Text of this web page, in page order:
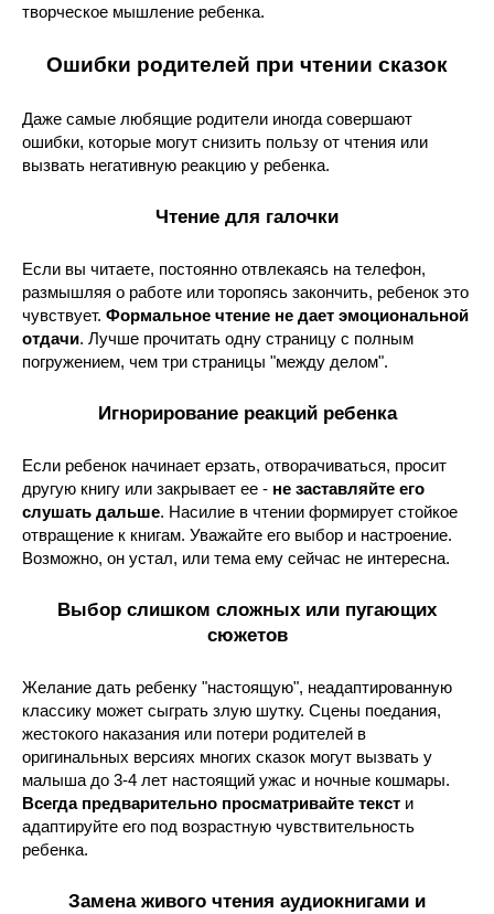
творческое мышление ребенка.
Ошибки родителей при чтении сказок
Даже самые любящие родители иногда совершают
ошибки, которые могут снизить пользу от чтения или
вызвать негативную реакцию у ребенка.
Чтение для галочки
Если вы читаете, постоянно отвлекаясь на телефон,
размышляя о работе или торопясь закончить, ребенок это
чувствует. Формальное чтение не дает эмоциональной
отдачи. Лучше прочитать одну страницу с полным
погружением, чем три страницы "между делом".
Игнорирование реакций ребенка
Если ребенок начинает ерзать, отворачиваться, просит
другую книгу или закрывает ее - не заставляйте его
слушать дальше. Насилие в чтении формирует стойкое
отвращение к книгам. Уважайте его выбор и настроение.
Возможно, он устал, или тема ему сейчас не интересна.
Выбор слишком сложных или пугающих
сюжетов
Желание дать ребенку "настоящую", неадаптированную
классику может сыграть злую шутку. Сцены поедания,
жестокого наказания или потери родителей в
оригинальных версиях многих сказок могут вызвать у
малыша до 3-4 лет настоящий ужас и ночные кошмары.
Всегда предварительно просматривайте текст и
адаптируйте его под возрастную чувствительность
ребенка.
Замена живого чтения аудиокнигами и